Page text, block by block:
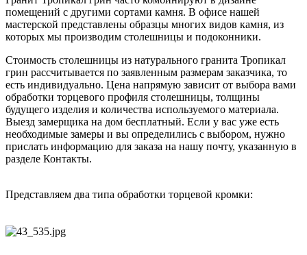
помещений с другими сортами камня. В офисе нашей
мастерской представлены образцы многих видов камня, из
которых мы производим столешницы и подоконники.
Стоимость столешницы из натурального гранита Тропикал
грин рассчитывается по заявленным размерам заказчика, то
есть индивидуально. Цена напрямую зависит от выбора вами
обработки торцевого профиля столешницы, толщины
будущего изделия и количества используемого материала.
Выезд замерщика на дом бесплатный. Если у вас уже есть
необходимые замеры и вы определились с выбором, нужно
прислать информацию для заказа на нашу почту, указанную в
разделе Контакты.
Представляем два типа обработки торцевой кромки: